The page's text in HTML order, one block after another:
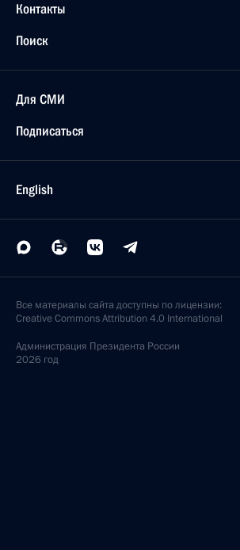
Контакты
Поиск
Для СМИ
Подписаться
English
Все материалы сайта доступны по лицензии:
Creative Commons Attribution 4.0 International
Администрация Президента России
2026 год